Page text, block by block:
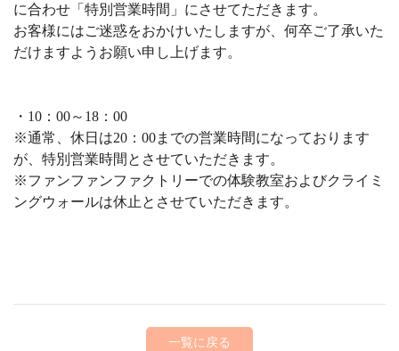
に合わせ「特別営業時間」にさせてただきます。
お客様にはご迷惑をおかけいたしますが、何卒ご了承いた
だけますようお願い申し上げます。
・10：00～18：00
※通常、休日は20：00までの営業時間になっております
が、特別営業時間とさせていただきます。
※ファンファンファクトリーでの体験教室およびクライミ
ングウォールは休止とさせていただきます。
一覧に戻る